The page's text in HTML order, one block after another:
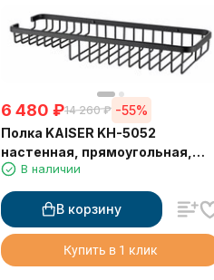
6 480 ₽14 260 ₽ -55%
Полка KAISER KH-5052
настенная, прямоугольная,
355*130*50 мм, черный
В наличии
В корзину
Купить в 1 клик